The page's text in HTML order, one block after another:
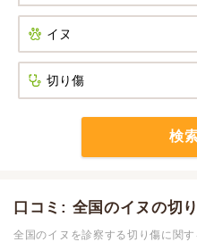
口コミ検索
検
口コミ: 全国のイヌの切
全国のイヌを診察する切り傷に関